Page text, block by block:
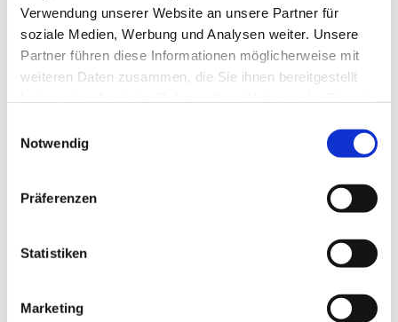
Verwendung unserer Website an unsere Partner für
soziale Medien, Werbung und Analysen weiter. Unsere
Partner führen diese Informationen möglicherweise mit
weiteren Daten zusammen, die Sie ihnen bereitgestellt
Notwendig
Präferenzen
Statistiken
Marketing
EV. KIRCHENGEMEINDE